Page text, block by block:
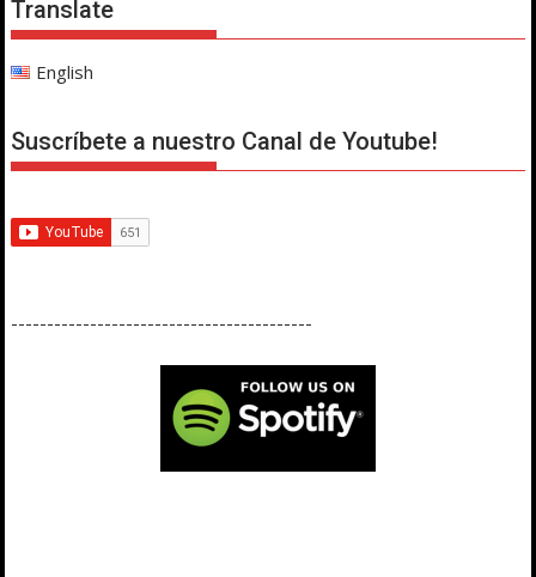
Translate
English
Suscríbete a nuestro Canal de Youtube!
------------------------------------------